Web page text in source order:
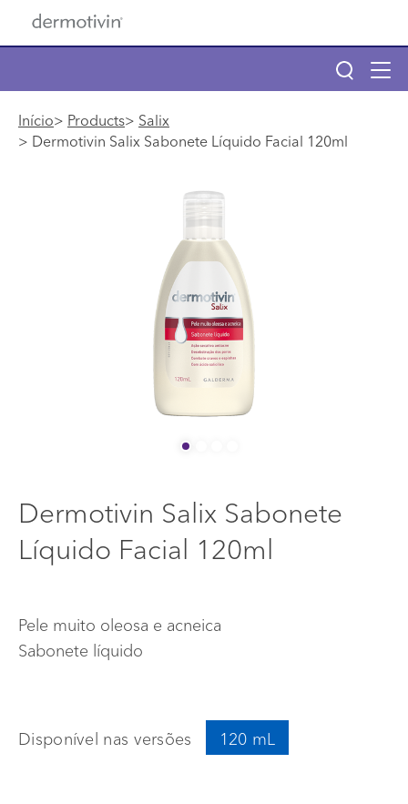
Pular para o conteúdo principal
Main navigation
Main navigation
Descubra seu tipo de pele
Info menu
Início Products
Salix
Dermotivin Salix Sabonete Líquido Facial 120ml
Dermotivin Salix Sabonete
Líquido Facial 120ml
Pele muito oleosa e acneica
Sabonete líquido
Disponível nas versões 120 mL